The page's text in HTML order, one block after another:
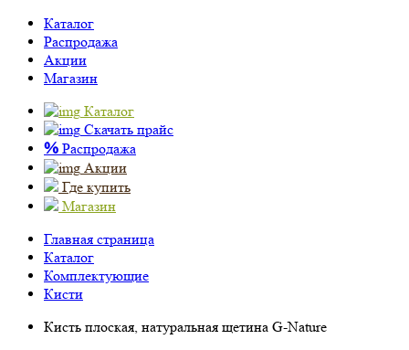
Каталог
Распродажа
Акции
Магазин
Каталог
Скачать прайс
% Распродажа
Акции
Где купить
Магазин
Главная страница
Каталог
Комплектующие
Кисти
Кисть плоская, натуральная щетина G-Nature